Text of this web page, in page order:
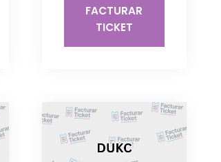
FACTURAR
TICKET